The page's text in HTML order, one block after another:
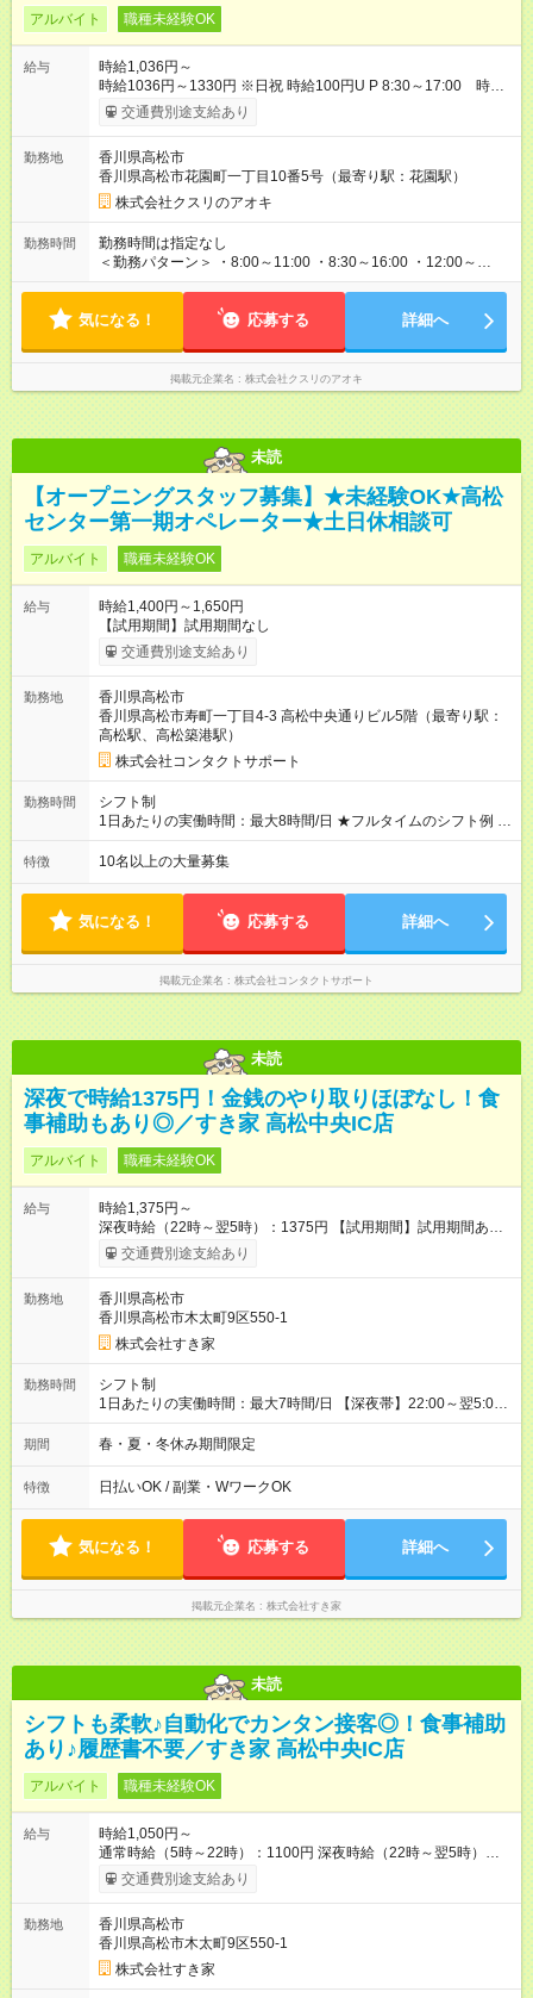
アルバイト 職種未経験OK
給与
時給1,036円～
時給1036円～1330円 ※日祝 時給100円U P 8:30～17:00 時給
1036円 17:00～22:00 時給1100円 22時以降 25％増し（営業
店舗のみ） 【手当】 ※登録販売者資格手当あり（時給＋30円）
17:00～22:00＋100円 ★当社条件★ 1.月の半分以上 水 日曜日出
勤可能な方 2.当社近隣店舗へのヘルプが可能な方 3.下記のいず
れかの時間帯で勤務可能な方 a 8:30～ b ～18:00 c ～閉店
時間 【試用期間】試用期間なし
交通費別途支給あり
勤務地
香川県高松市
香川県高松市花園町一丁目10番5号（最寄り駅：花園駅）
株式会社クスリのアオキ
勤務時間
勤務時間は指定なし
＜勤務パターン＞ ・8:00～11:00 ・8:30～16:00 ・12:00～
18:00 上記勤務時間内で1日3時間以上 ※1日の実働時間が法定労
気になる！ 応募する 詳細へ
掲載元企業名 株式会社クスリのアオキ
未読
【オープニングスタッフ募集】★未経験OK★高松
センター第一期オペレーター★土日休相談可
アルバイト 職種未経験OK
給与
時給1,400円～1,650円
【試用期間】試用期間なし
交通費別途支給あり
勤務地
香川県高松市
香川県高松市寿町一丁目4-3 高松中央通りビル5階（最寄り駅：
高松駅、高松築港駅）
株式会社コンタクトサポート
勤務時間
シフト制
1日あたりの実働時間：最大8時間/日 ★フルタイムのシフト例 ・
9：00～18：00 ・10：00～19：00 ・9：00～16：00 ※1日5時
間・週4日～相談可
特徴 10名以上の大量募集
気になる！ 応募する 詳細へ
掲載元企業名 株式会社コンタクトサポート
未読
深夜で時給1375円！金銭のやり取りほぼなし！食
事補助もあり◎／すき家 高松中央IC店
アルバイト 職種未経験OK
給与
時給1,375円～
深夜時給（22時～翌5時）：1375円 【試用期間】試用期間あり
試用期間の長さ：1ヶ月 雇用形態、給与は本採用時と同じです。
試用期間の実態は30日（※条件変更なし）ですが、切り上げで
同時給）
交通費別途支給あり
勤務地
香川県高松市
香川県高松市木太町9区550-1
株式会社すき家
勤務時間
シフト制
1日あたりの実働時間：最大7時間/日 【深夜帯】22:00～翌5:00
週2日～・1日2h～OK◎ ※22:00から翌5:00までは18歳以上の方
のみ勤務可能です（18歳未満の深夜業務禁止のため） ★深夜で
す。 必ず、2名以上での勤務を行いますので、安心して働けま
す。
期間 春・夏・冬休み期間限定
特徴 日払いOK / 副業・WワークOK
気になる！ 応募する 詳細へ
掲載元企業名 株式会社すき家
未読
シフトも柔軟♪自動化でカンタン接客◎！食事補助
あり♪履歴書不要／すき家 高松中央IC店
アルバイト 職種未経験OK
給与
時給1,050円～
通常時給（5時～22時）：1100円 深夜時給（22時～翌5時）：
1375円 高校生時給：1050円 【特別手当】早朝手当（5：00-9：
00）時給+150円 【試用期間】試用期間あり 試用期間の長さ：1
30日（※条件変更なし）ですが、切り上げで一ヶ月とさせてい
ただきます。 研修制度あり：15時間(研修中も同時給）
交通費別途支給あり
勤務地
香川県高松市
香川県高松市木太町9区550-1
株式会社すき家